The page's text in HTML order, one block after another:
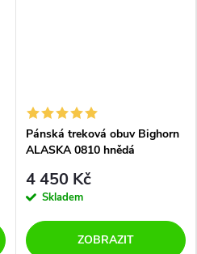
Pánská treková obuv Bighorn
ALASKA 0810 hnědá
4 450 Kč
Skladem
ZOBRAZIT